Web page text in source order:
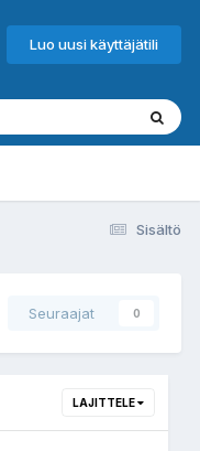
Luo uusi käyttäjätili
Sisältö
Seuraajat 0
LAJITTELE